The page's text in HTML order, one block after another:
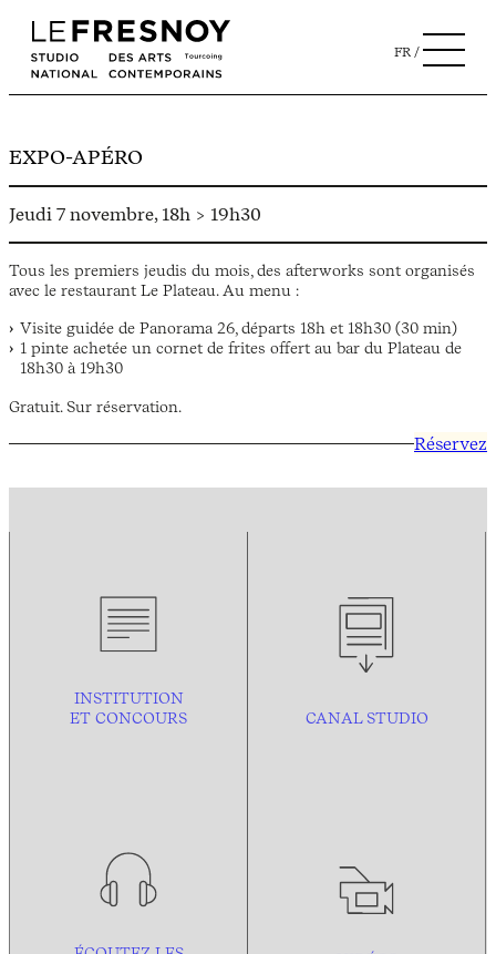
FR
EXPO-APÉRO
Jeudi 7 novembre, 18h > 19h30
Tous les premiers jeudis du mois, des afterworks sont organisés
avec le restaurant Le Plateau. Au menu :
Visite guidée de Panorama 26, départs 18h et 18h30 (30 min)
1 pinte achetée un cornet de frites offert au bar du Plateau de
18h30 à 19h30
Gratuit. Sur réservation.
Réservez
INSTITUTION
ET CONCOURS
CANAL STUDIO